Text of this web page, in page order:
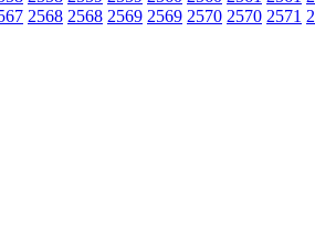
2568 2568 2569 2569 2570 2570 2571